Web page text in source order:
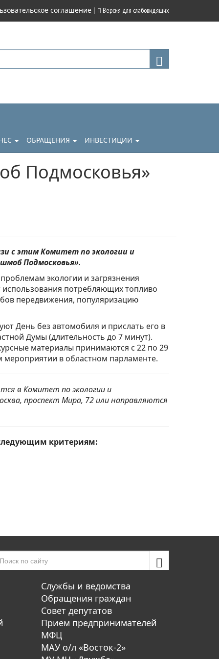
соглашение | Версия для слабовидящих
ОБРАЩЕНИЯ ИНВЕСТИЦИИ
Подмосковья»
с этим Комитет по экологии и
Подмосковья».
экологии и загрязнения
потребляющих топливо
передвижения, популяризацию
День без автомобиля и прислать его в
Думы (длительность до 7 минут).
материалы принимаются с 22 по 29
мероприятии в областном парламенте.
в Комитет по экологии и
проспект Мира, 72 или направляются
критериям:
Службы и ведомства
Обращения граждан
Совет депутатов
Прием предпринимателей
МФЦ
МАУ о/л «Восток-2»